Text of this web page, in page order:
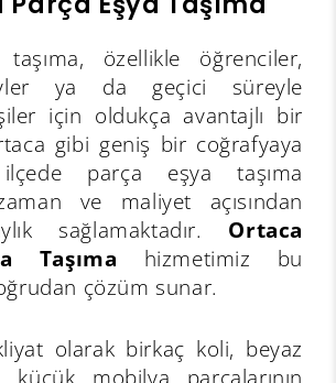
özellikle öğrenciler,
ya da geçici süreyle
için oldukça avantajlı bir
gibi geniş bir coğrafyaya
parça eşya taşıma
ve maliyet açısından
sağlamaktadır. Ortaca
Taşıma hizmetimiz bu
çözüm sunar.
olarak birkaç koli, beyaz
mobilya parçalarının